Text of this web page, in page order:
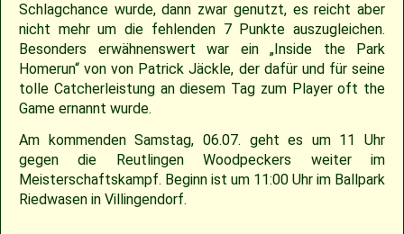
Schlagchance wurde, dann zwar genutzt, es reicht aber
nicht mehr um die fehlenden 7 Punkte auszugleichen.
Besonders erwähnenswert war ein „Inside the Park
Homerun“ von von Patrick Jäckle, der dafür und für seine
tolle Catcherleistung an diesem Tag zum Player oft the
Game ernannt wurde.
Am kommenden Samstag, 06.07. geht es um 11 Uhr
gegen die Reutlingen Woodpeckers weiter im
Meisterschaftskampf. Beginn ist um 11:00 Uhr im Ballpark
Riedwasen in Villingendorf.
2012
2011
2010
2009
04.03.2017 – Jugendausflug Sensapolis
03.03.2017 – Jahreshauptversammlung
Saison 2013
Saison 2012
Saison 2011
Saison 2010